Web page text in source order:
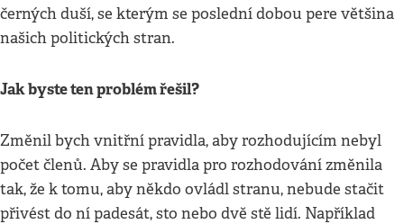
černých duší, se kterým se poslední dobou pere většina
našich politických stran.
Jak byste ten problém řešil?
Změnil bych vnitřní pravidla, aby rozhodujícím nebyl
počet členů. Aby se pravidla pro rozhodování změnila
tak, že k tomu, aby někdo ovládl stranu, nebude stačit
přivést do ní padesát, sto nebo dvě stě lidí. Například